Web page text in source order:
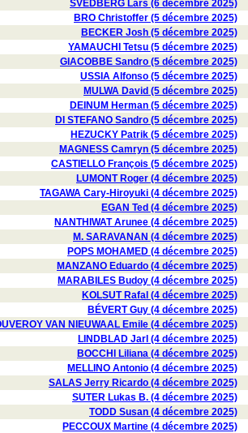
SVEDBERG Lars (6 décembre 2025)
BRO Christoffer (5 décembre 2025)
BECKER Josh (5 décembre 2025)
YAMAUCHI Tetsu (5 décembre 2025)
GIACOBBE Sandro (5 décembre 2025)
USSIA Alfonso (5 décembre 2025)
MULWA David (5 décembre 2025)
DEINUM Herman (5 décembre 2025)
DI STEFANO Sandro (5 décembre 2025)
HEZUCKY Patrik (5 décembre 2025)
MAGNESS Camryn (5 décembre 2025)
CASTIELLO François (5 décembre 2025)
LUMONT Roger (4 décembre 2025)
TAGAWA Cary-Hiroyuki (4 décembre 2025)
EGAN Ted (4 décembre 2025)
NANTHIWAT Arunee (4 décembre 2025)
M. SARAVANAN (4 décembre 2025)
POPS MOHAMED (4 décembre 2025)
MANZANO Eduardo (4 décembre 2025)
MARABILES Budoy (4 décembre 2025)
KOLSUT Rafal (4 décembre 2025)
BÉVERT Guy (4 décembre 2025)
VAN NIEUWAAL Emile (4 décembre 2025)
LINDBLAD Jarl (4 décembre 2025)
BOCCHI Liliana (4 décembre 2025)
MELLINO Antonio (4 décembre 2025)
SALAS Jerry Ricardo (4 décembre 2025)
SUTER Lukas B. (4 décembre 2025)
TODD Susan (4 décembre 2025)
PECCOUX Martine (4 décembre 2025)